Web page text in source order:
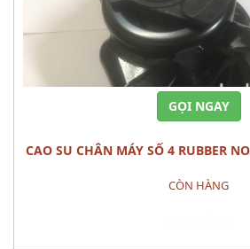
GỌI NGAY
CAO SU CHÂN MÁY SỐ 4 RUBBER NO.4,ENG.MTG. MAZDA
CÒN HÀNG